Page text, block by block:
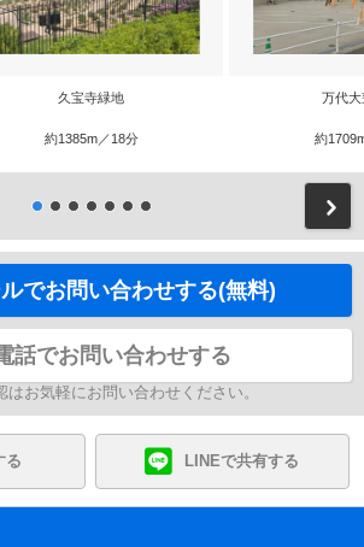
久宝寺緑地
約1385m／18分
万代大
約
でお問い合わせする(無料)
話でお問い合わせする
はお気軽にお問い合わせください。
る LINEで共有する